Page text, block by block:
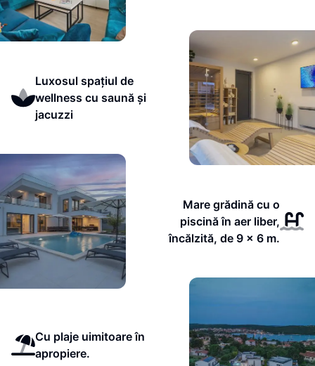
Luxosul spațiul de
wellness cu saună și
jacuzzi
Mare grădină cu o
piscină în aer liber,
încălzită, de 9 x 6 m.
Cu plaje uimitoare în
apropiere.